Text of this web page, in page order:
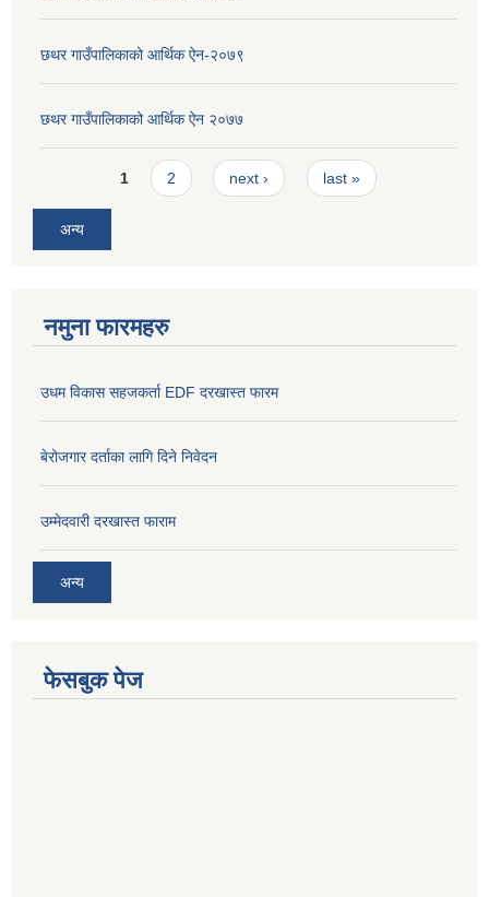
छथर गाउँपालिकाको आर्थिक ऐन-२०७९
छथर गाउँपालिकाको आर्थिक ऐन २०७७
Pages1 2 next › last »
अन्य
नमुना फारमहरु
उधम विकास सहजकर्ता EDF दरखास्त फारम
बेरोजगार दर्ताका लागि दिने निवेदन
उम्मेदवारी दरखास्त फाराम
अन्य
फेसबुक पेज